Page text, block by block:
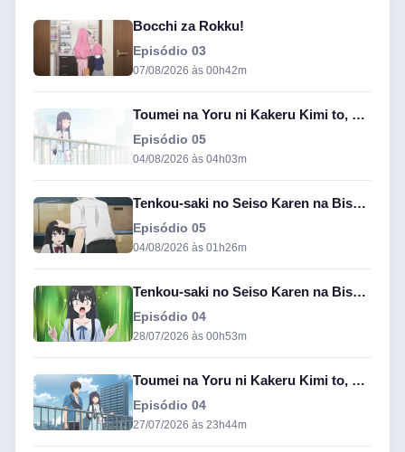
Bocchi za Rokku!
Episódio 03
07/08/2026 às 00h42m
Toumei na Yoru ni Kakeru Kimi to, Me ni Mienai Koi o Shita
Episódio 05
04/08/2026 às 04h03m
Tenkou-saki no Seiso Karen na Bishoujo ga, Mukashi Danshi to Omotte Issho ni Asonda Osananajimi Datta Ken
Episódio 05
04/08/2026 às 01h26m
Tenkou-saki no Seiso Karen na Bishoujo ga, Mukashi Danshi to Omotte Issho ni Asonda Osananajimi Datta Ken
Episódio 04
28/07/2026 às 00h53m
Toumei na Yoru ni Kakeru Kimi to, Me ni Mienai Koi o Shita
Episódio 04
27/07/2026 às 23h44m